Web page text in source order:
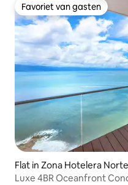
Favoriet van gasten
Favoriet van gasten
Flat in Zona Hotelera Norte
Luxe 4BR Oceanfront